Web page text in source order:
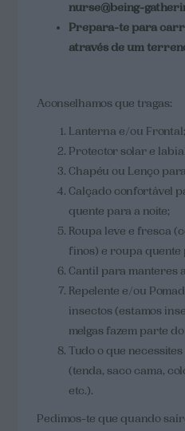
nurse@being-
Prepara-te para
através de um
Aconselhamos que tragas:
Lanterna e/ou Frontal;
Protector solar e
Chapéu ou Lenço
Calçado confortável
quente para a noite;
Roupa leve e fresca
finos) e roupa quente
Cantil para manteres
Repelente e/ou
insectos (estamos
melgas fazem parte
Tudo o que
(tenda, saco cama,
etc.).
Pedimos-te que quando